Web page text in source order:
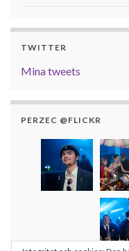
TWITTER
Mina tweets
PERZEC @FLICKR